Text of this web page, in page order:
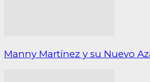
Manny Martínez y su Nuevo